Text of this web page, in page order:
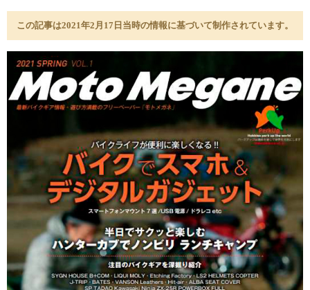
この記事は2021年2月17日当時の情報に基づいて制作されています。